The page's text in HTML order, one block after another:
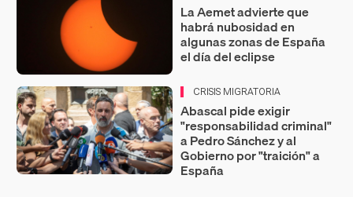
La Aemet advierte que
habrá nubosidad en
algunas zonas de España
el día del eclipse
CRISIS MIGRATORIA
Abascal pide exigir
"responsabilidad criminal"
a Pedro Sánchez y al
Gobierno por "traición" a
España